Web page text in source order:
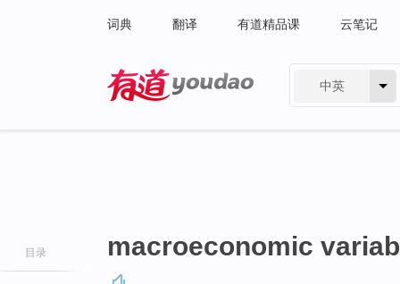
词典 翻译 有道精品课 云笔记
中英
目录 macroeconomic